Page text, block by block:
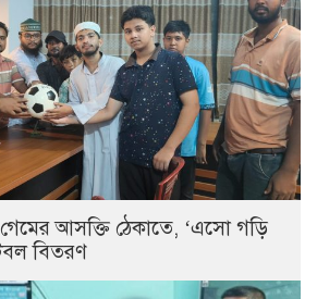
আসক্তি ঠেকাতে, ‘এসো গড়ি
বিতরণ